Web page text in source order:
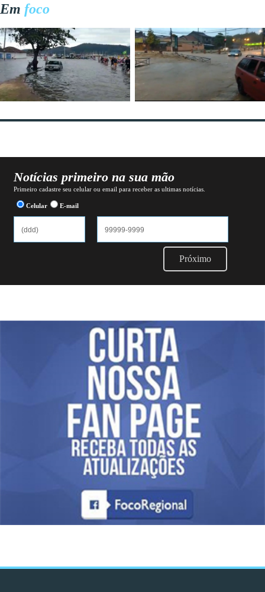
Em foco
Notícias primeiro na sua mão
Primeiro cadastre seu celular ou email para receber as ultimas notícias.
Celular E-mail
Próximo